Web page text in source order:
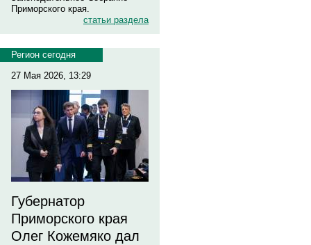
Приморского края.
статьи раздела
Регион сегодня
27 Мая 2026, 13:29
Губернатор
Приморского края
Олег Кожемяко дал